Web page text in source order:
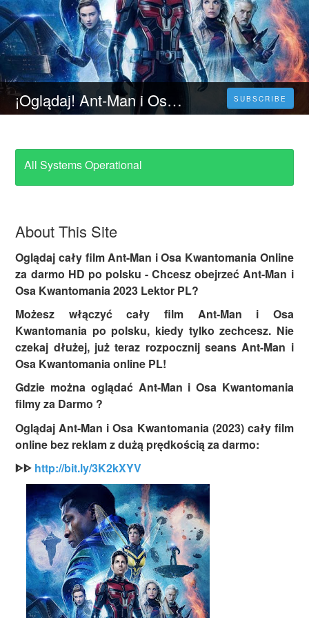
¡Oglądaj! Ant-Man i Osa: Kwantomania (HD) Cały Film — po Polsku za Darmo SUBSCRIBE
All Systems Operational
About This Site
Oglądaj cały film Ant-Man i Osa Kwantomania Online
za darmo HD po polsku - Chcesz obejrzeć Ant-Man i
Osa Kwantomania 2023 Lektor PL?
Możesz włączyć cały film Ant-Man i Osa
Kwantomania po polsku, kiedy tylko zechcesz. Nie
czekaj dłużej, już teraz rozpocznij seans Ant-Man i
Osa Kwantomania online PL!
Gdzie można oglądać Ant-Man i Osa Kwantomania
filmy za Darmo ?
Oglądaj Ant-Man i Osa Kwantomania (2023) cały film
online bez reklam z dużą prędkością za darmo:
ᐈᐈ http://bit.ly/3K2kXYV